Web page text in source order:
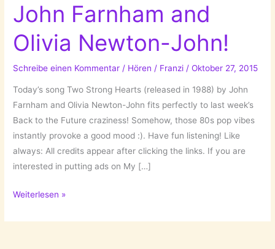
John Farnham and
Olivia Newton-John!
Schreibe einen Kommentar / Hören / Franzi /Oktober 27, 2015
Today’s song Two Strong Hearts (released in 1988) by John
Farnham and Olivia Newton-John fits perfectly to last week’s
Back to the Future craziness! Somehow, those 80s pop vibes
instantly provoke a good mood :). Have fun listening! Like
always: All credits appear after clicking the links. If you are
interested in putting ads on My […]
A
For
Weiterlesen »